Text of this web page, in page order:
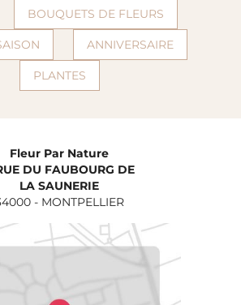
BOUQUETS DE FLEURS
ANNIVERSAIRE
PLANTES
Fleur Par Nature
DU FAUBOURG DE
LA SAUNERIE
- MONTPELLIER